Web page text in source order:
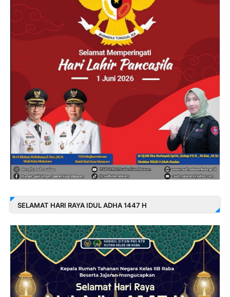
SELAMAT HARI RAYA IDUL ADHA 1447 H